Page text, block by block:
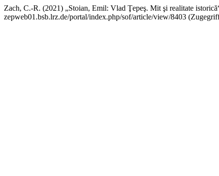
Zach, C.-R. (2021) „Stoian, Emil: Vlad Ţepeş. Mit şi realitate
zepweb01.bsb.lrz.de/portal/index.php/sof/article/view/8403